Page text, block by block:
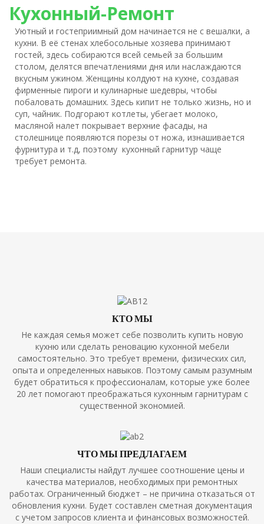
Кухонный-Ремонт
Уютный и гостеприимный дом начинается не с вешалки, а
кухни. В её стенах хлебосольные хозяева принимают
гостей, здесь собираются всей семьей за большим
столом, делятся впечатлениями дня или наслаждаются
вкусным ужином. Женщины колдуют на кухне, создавая
фирменные пироги и кулинарные шедевры, чтобы
побаловать домашних. Здесь кипит не только жизнь, но и
суп, чайник. Подгорают котлеты, убегает молоко,
масляной налет покрывает верхние фасады, на
столешнице появляются порезы от ножа, изнашивается
фурнитура и т.д, поэтому кухонный гарнитур чаще
требует ремонта.
КТО МЫ
Не каждая семья может себе позволить купить новую
кухню или сделать реновацию кухонной мебели
самостоятельно. Это требует времени, физических сил,
опыта и определенных навыков. Поэтому самым разумным
будет обратиться к профессионалам, которые уже более
20 лет помогают преображаться кухонным гарнитурам с
существенной экономией.
ЧТО МЫ ПРЕДЛАГАЕМ
Наши специалисты найдут лучшее соотношение цены и
качества материалов, необходимых при ремонтных
работах. Ограниченный бюджет – не причина отказаться от
обновления кухни. Будет составлен сметная документация
с учетом запросов клиента и финансовых возможностей.